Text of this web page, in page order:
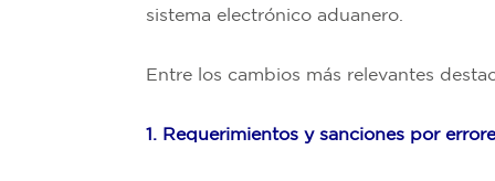
sistema electrónico aduanero.
Entre los cambios más relevantes
1. Requerimientos y sanciones por